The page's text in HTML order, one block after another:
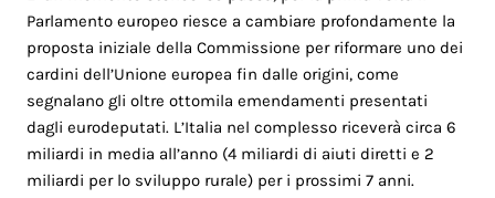
Parlamento europeo riesce a cambiare profondamente la
proposta iniziale della Commissione per riformare uno dei
cardini dell’Unione europea fin dalle origini, come
segnalano gli oltre ottomila emendamenti presentati
dagli eurodeputati. L’Italia nel complesso riceverà circa 6
miliardi in media all’anno (4 miliardi di aiuti diretti e 2
miliardi per lo sviluppo rurale) per i prossimi 7 anni.